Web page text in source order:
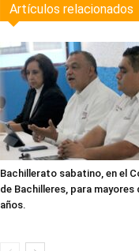
Artículos relacionados
Bachillerato sabatino, en el
de Bachilleres, para mayores
años.